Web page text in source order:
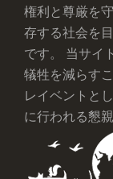
権利と尊厳を
存する社会を
です。 当サイ
犠牲を減らす
レイベントと
に行われる懇